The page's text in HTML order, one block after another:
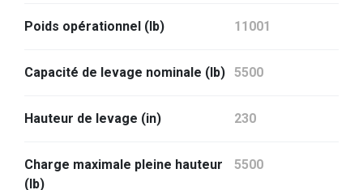
Poids opérationnel (lb) 11001
Capacité de levage nominale (lb) 5500
Hauteur de levage (in) 230
Charge maximale pleine hauteur
(lb)
5500